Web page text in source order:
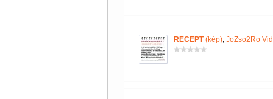
RECEPT(kép), JoZso2Ro